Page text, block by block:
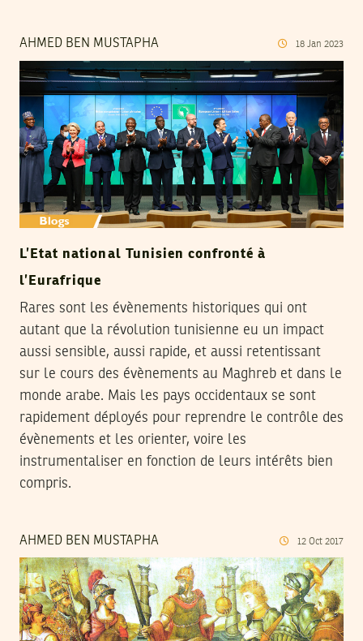
AHMED BEN MUSTAPHA 18 Jan 2023
L’Etat national Tunisien confronté à
l’Eurafrique
Rares sont les évènements historiques qui ont
autant que la révolution tunisienne eu un impact
aussi sensible, aussi rapide, et aussi retentissant
sur le cours des évènements au Maghreb et dans le
monde arabe. Mais les pays occidentaux se sont
rapidement déployés pour reprendre le contrôle des
évènements et les orienter, voire les
instrumentaliser en fonction de leurs intérêts bien
compris.
AHMED BEN MUSTAPHA 12 Oct 2017